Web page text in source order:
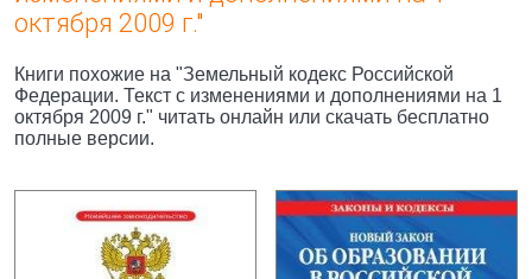
октября 2009 г."
Книги похожие на "Земельный кодекс Российской
Федерации. Текст с изменениями и дополнениями на 1
октября 2009 г." читать онлайн или скачать бесплатно
полные версии.